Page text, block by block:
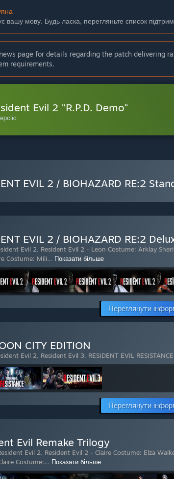
вашу мову. Будь ласка, перегляньте список
page for details regarding the patch delivering
requirements.
Evil 2 "R.P.D. Demo"
EVIL 2 / BIOHAZARD RE:2
EVIL 2 / BIOHAZARD RE:2
Evil 2, Resident Evil 2 - Leon Costume: Arklay
Costume: Mili… Показати більше
Переглянути
CITY EDITION
Evil 2, Resident Evil 3, RESIDENT EVIL RESISTANCE
Переглянути
Evil Remake Trilogy
Evil 2, Resident Evil 2 - Claire Costume: Elza
Costume:… Показати більше